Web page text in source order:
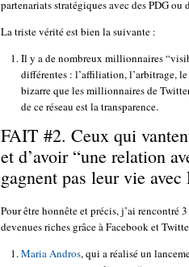
partenariats stratégiques avec des PDG
La triste vérité est bien la suivante :
Il y a de nombreux millionnaires
différentes : l’affiliation, l’arbitrage,
bizarre que les millionnaires de
de ce réseau est la transparence.
FAIT #2. Ceux qui
et d’avoir “une relation
gagnent pas leur vie
Pour être honnête et précis, j’ai rencontré
devenues riches grâce à Facebook et
Maria Andros, qui a réalisé un